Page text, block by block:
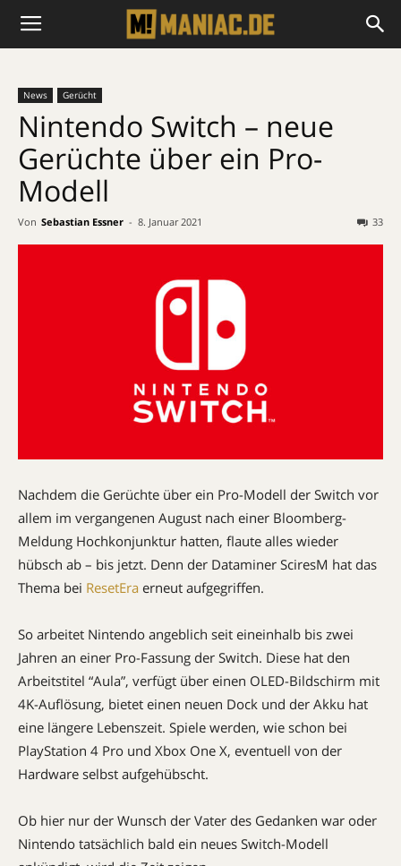
News Gerücht
Nintendo Switch – neue
Gerüchte über ein Pro-
Modell
Von Sebastian Essner - 8. Januar 2021 33
Nachdem die Gerüchte über ein Pro-Modell der Switch vor
allem im vergangenen August nach einer Bloomberg-
Meldung Hochkonjunktur hatten, flaute alles wieder
hübsch ab – bis jetzt. Denn der Dataminer SciresM hat das
Thema bei ResetEra erneut aufgegriffen.
So arbeitet Nintendo angeblich seit eineinhalb bis zwei
Jahren an einer Pro-Fassung der Switch. Diese hat den
Arbeitstitel “Aula”, verfügt über einen OLED-Bildschirm mit
4K-Auflösung, bietet einen neuen Dock und der Akku hat
eine längere Lebenszeit. Spiele werden, wie schon bei
PlayStation 4 Pro und Xbox One X, eventuell von der
Hardware selbst aufgehübscht.
Ob hier nur der Wunsch der Vater des Gedanken war oder
Nintendo tatsächlich bald ein neues Switch-Modell